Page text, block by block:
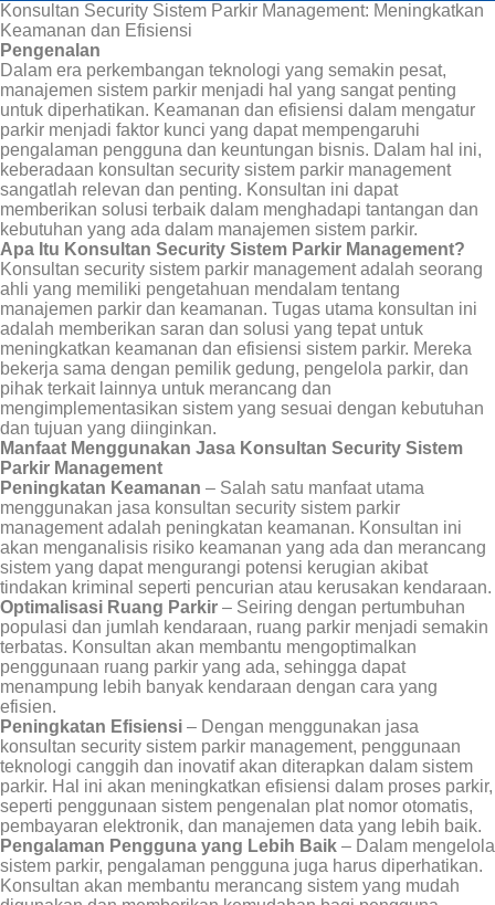
Konsultan Security Sistem Parkir Management: Meningkatkan
Keamanan dan Efisiensi
Pengenalan
Dalam era perkembangan teknologi yang semakin pesat,
manajemen sistem parkir menjadi hal yang sangat penting
untuk diperhatikan. Keamanan dan efisiensi dalam mengatur
parkir menjadi faktor kunci yang dapat mempengaruhi
pengalaman pengguna dan keuntungan bisnis. Dalam hal ini,
keberadaan konsultan security sistem parkir management
sangatlah relevan dan penting. Konsultan ini dapat
memberikan solusi terbaik dalam menghadapi tantangan dan
kebutuhan yang ada dalam manajemen sistem parkir.
Apa Itu Konsultan Security Sistem Parkir Management?
Konsultan security sistem parkir management adalah seorang
ahli yang memiliki pengetahuan mendalam tentang
manajemen parkir dan keamanan. Tugas utama konsultan ini
adalah memberikan saran dan solusi yang tepat untuk
meningkatkan keamanan dan efisiensi sistem parkir. Mereka
bekerja sama dengan pemilik gedung, pengelola parkir, dan
pihak terkait lainnya untuk merancang dan
mengimplementasikan sistem yang sesuai dengan kebutuhan
dan tujuan yang diinginkan.
Manfaat Menggunakan Jasa Konsultan Security Sistem
Parkir Management
Peningkatan Keamanan – Salah satu manfaat utama
menggunakan jasa konsultan security sistem parkir
management adalah peningkatan keamanan. Konsultan ini
akan menganalisis risiko keamanan yang ada dan merancang
sistem yang dapat mengurangi potensi kerugian akibat
tindakan kriminal seperti pencurian atau kerusakan kendaraan.
Optimalisasi Ruang Parkir – Seiring dengan pertumbuhan
populasi dan jumlah kendaraan, ruang parkir menjadi semakin
terbatas. Konsultan akan membantu mengoptimalkan
penggunaan ruang parkir yang ada, sehingga dapat
menampung lebih banyak kendaraan dengan cara yang
efisien.
Peningkatan Efisiensi – Dengan menggunakan jasa
konsultan security sistem parkir management, penggunaan
teknologi canggih dan inovatif akan diterapkan dalam sistem
parkir. Hal ini akan meningkatkan efisiensi dalam proses parkir,
seperti penggunaan sistem pengenalan plat nomor otomatis,
pembayaran elektronik, dan manajemen data yang lebih baik.
Pengalaman Pengguna yang Lebih Baik – Dalam mengelola
sistem parkir, pengalaman pengguna juga harus diperhatikan.
Konsultan akan membantu merancang sistem yang mudah